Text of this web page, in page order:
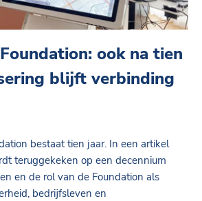
ook na tien
blijft verbinding
bestaat tien jaar. In een artikel
teruggekeken op een decennium
en de rol van de Foundation als
bedrijfsleven en